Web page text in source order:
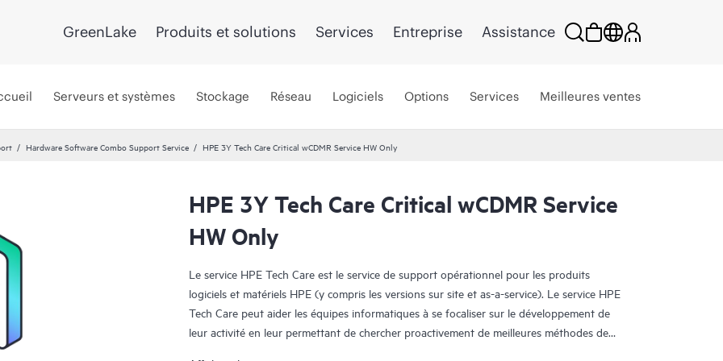
GreenLake Produits et solutions Services Entreprise Assistance
Serveurs et systèmes Stockage Réseau Logiciels Options Services Meilleures ventes
Hardware Software Combo Support Service HPE 3Y Tech Care Critical wCDMR Service HW Only
HPE 3Y Tech Care Critical wCDMR Service
HW Only
Le service HPE Tech Care est le service de support opérationnel pour les produits
logiciels et matériels HPE (y compris les versions sur site et as-a-service). Le service HPE
Tech Care peut aider les équipes informatiques à se focaliser sur le développement de
leur activité en leur permettant de chercher proactivement de meilleures méthodes de